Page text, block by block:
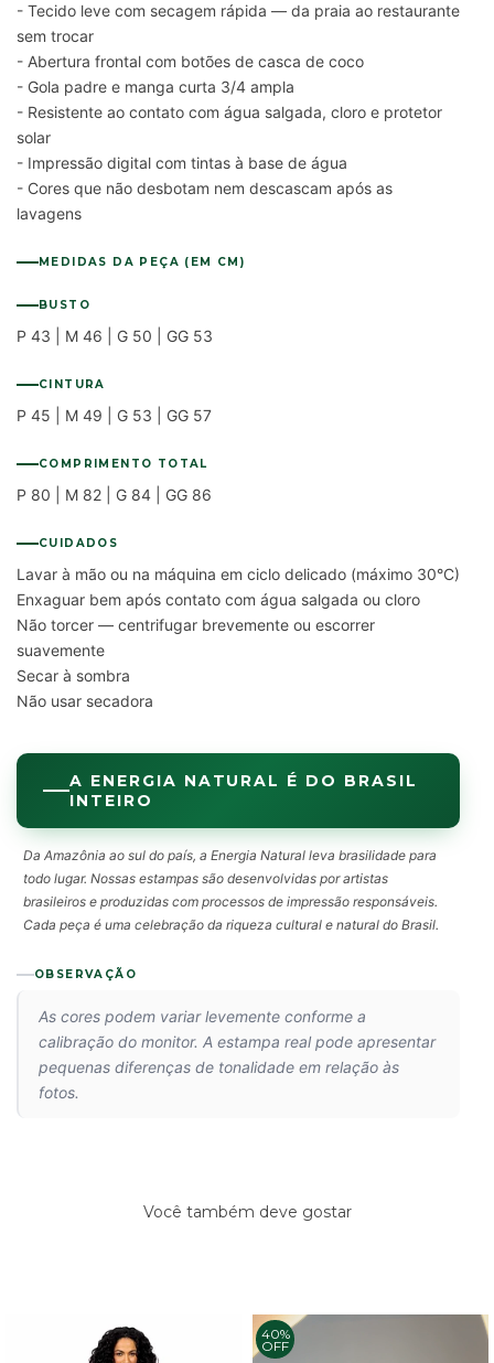
- Tecido leve com secagem rápida — da praia ao restaurante
sem trocar
- Abertura frontal com botões de casca de coco
- Gola padre e manga curta 3/4 ampla
- Resistente ao contato com água salgada, cloro e protetor
solar
- Impressão digital com tintas à base de água
- Cores que não desbotam nem descascam após as
lavagens
MEDIDAS DA PEÇA (EM CM)
BUSTO
P 43 | M 46 | G 50 | GG 53
CINTURA
P 45 | M 49 | G 53 | GG 57
COMPRIMENTO TOTAL
P 80 | M 82 | G 84 | GG 86
CUIDADOS
Lavar à mão ou na máquina em ciclo delicado (máximo 30°C)
Enxaguar bem após contato com água salgada ou cloro
Não torcer — centrifugar brevemente ou escorrer
suavemente
Secar à sombra
Não usar secadora
A ENERGIA NATURAL É DO BRASIL
INTEIRO
Da Amazônia ao sul do país, a Energia Natural leva brasilidade para
todo lugar. Nossas estampas são desenvolvidas por artistas
brasileiros e produzidas com processos de impressão responsáveis.
Cada peça é uma celebração da riqueza cultural e natural do Brasil.
OBSERVAÇÃO
As cores podem variar levemente conforme a
calibração do monitor. A estampa real pode apresentar
pequenas diferenças de tonalidade em relação às
fotos.
Você também deve gostar
40%
OFF